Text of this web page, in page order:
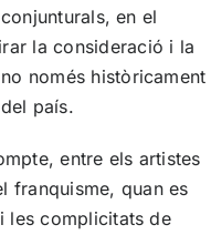
en el
la consideració i la
només històricament
país.
entre els artistes
franquisme, quan es
les complicitats de